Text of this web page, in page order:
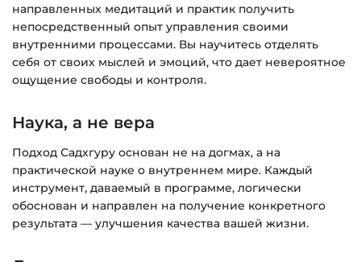
чат на сайте.
направленных медитаций и практик получить
непосредственный опыт управления своими
внутренними процессами. Вы научитесь отделять
себя от своих мыслей и эмоций, что дает невероятное
ощущение свободы и контроля.
Наука, а не вера
Подход Садхгуру основан не на догмах, а на
практической науке о внутреннем мире. Каждый
инструмент, даваемый в программе, логически
обоснован и направлен на получение конкретного
результата — улучшения качества вашей жизни.